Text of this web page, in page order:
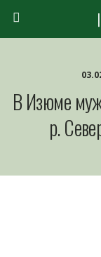
В Изюме
р.